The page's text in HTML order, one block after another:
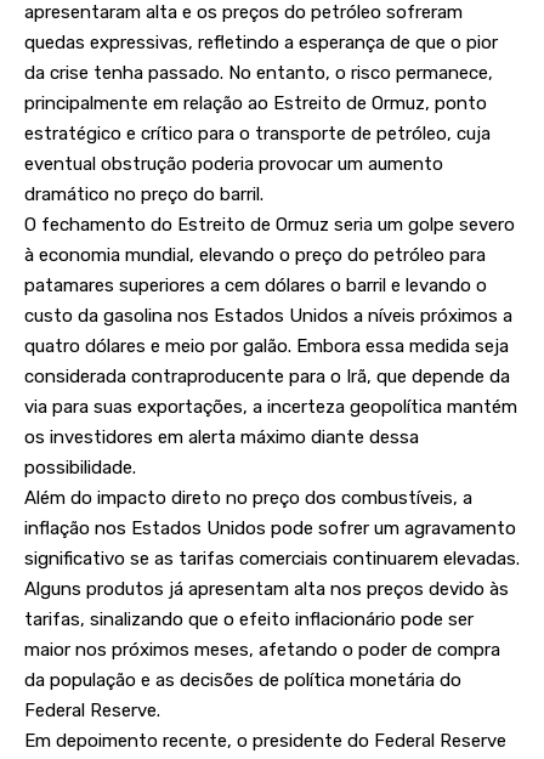
apresentaram alta e os preços do petróleo sofreram
quedas expressivas, refletindo a esperança de que o pior
da crise tenha passado. No entanto, o risco permanece,
principalmente em relação ao Estreito de Ormuz, ponto
estratégico e crítico para o transporte de petróleo, cuja
eventual obstrução poderia provocar um aumento
dramático no preço do barril.
O fechamento do Estreito de Ormuz seria um golpe severo
à economia mundial, elevando o preço do petróleo para
patamares superiores a cem dólares o barril e levando o
custo da gasolina nos Estados Unidos a níveis próximos a
quatro dólares e meio por galão. Embora essa medida seja
considerada contraproducente para o Irã, que depende da
via para suas exportações, a incerteza geopolítica mantém
os investidores em alerta máximo diante dessa
possibilidade.
Além do impacto direto no preço dos combustíveis, a
inflação nos Estados Unidos pode sofrer um agravamento
significativo se as tarifas comerciais continuarem elevadas.
Alguns produtos já apresentam alta nos preços devido às
tarifas, sinalizando que o efeito inflacionário pode ser
maior nos próximos meses, afetando o poder de compra
da população e as decisões de política monetária do
Federal Reserve.
Em depoimento recente, o presidente do Federal Reserve